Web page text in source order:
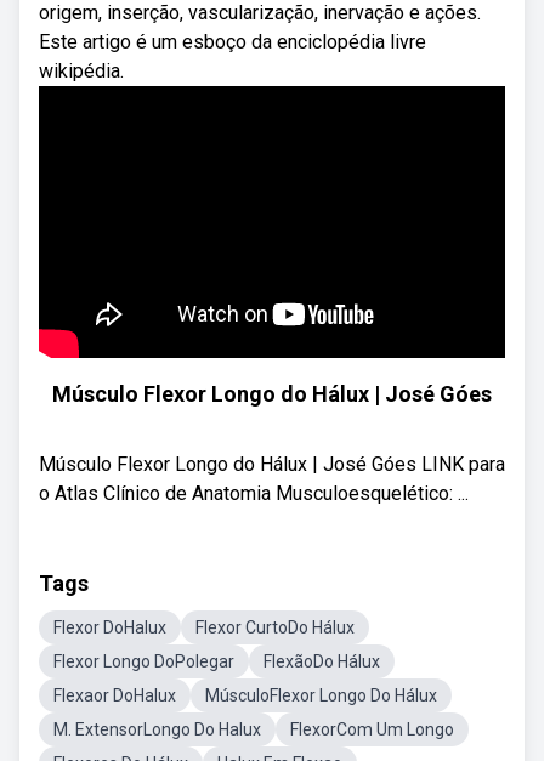
origem, inserção, vascularização, inervação e ações.
Este artigo é um esboço da enciclopédia livre
wikipédia.
Músculo Flexor Longo do Hálux | José Góes
Músculo Flexor Longo do Hálux | José Góes LINK para
o Atlas Clínico de Anatomia Musculoesquelético: ...
Tags
Flexor DoHalux
Flexor CurtoDo Hálux
Flexor Longo DoPolegar
FlexãoDo Hálux
Flexaor DoHalux
MúsculoFlexor Longo Do Hálux
M. ExtensorLongo Do Halux
FlexorCom Um Longo